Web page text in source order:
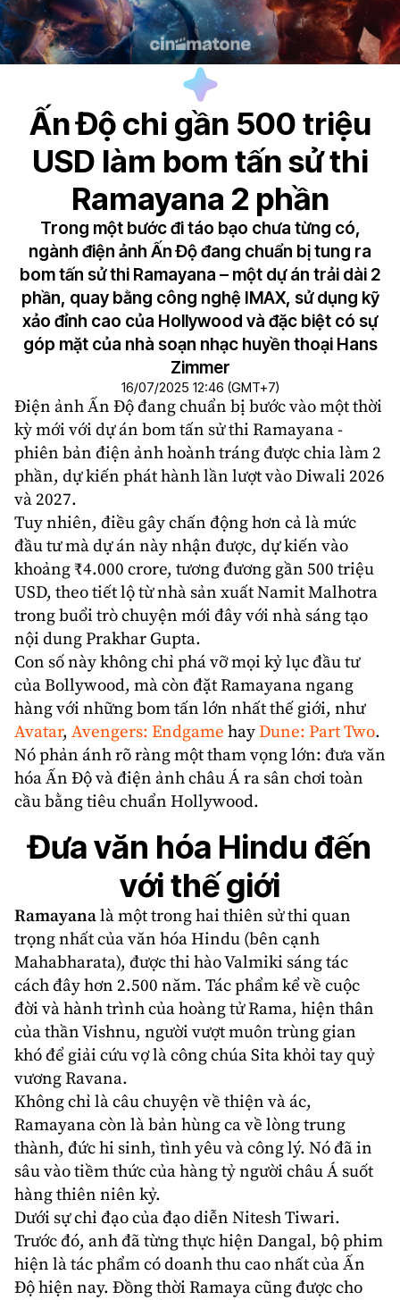
Ấn Độ chi gần 500 triệu
USD làm bom tấn sử thi
Ramayana 2 phần
Trong một bước đi táo bạo chưa từng có,
ngành điện ảnh Ấn Độ đang chuẩn bị tung ra
bom tấn sử thi Ramayana – một dự án trải dài 2
phần, quay bằng công nghệ IMAX, sử dụng kỹ
xảo đỉnh cao của Hollywood và đặc biệt có sự
góp mặt của nhà soạn nhạc huyền thoại Hans
Zimmer
16/07/2025 12:46 (GMT+7)
Điện ảnhẤn Độđang chuẩn bị bước vào một thời
kỳ mới với dự án bom tấn sử thi Ramayana-
phiên bản điện ảnh hoành tráng được chia làm 2
phần, dự kiến phát hành lần lượt vào Diwali 2026
và 2027.
Tuy nhiên, điều gây chấn động hơn cả là mức
đầu tư mà dự án này nhận được, dự kiến vào
khoảng ₹4.000 crore, tương đương gần 500 triệu
USD, theo tiết lộ từ nhà sản xuất Namit Malhotra
trong buổi trò chuyện mới đây với nhà sáng tạo
nội dung Prakhar Gupta.
Con số này không chỉ phá vỡ mọi kỷ lục đầu tư
của Bollywood, mà còn đặt Ramayana ngang
hàng với những bom tấn lớn nhất thế giới, như
Avatar, Avengers: Endgame hayDune: Part Two.
Nó phản ánh rõ ràng một tham vọng lớn: đưa văn
hóa Ấn Độ và điện ảnh châu Á ra sân chơi toàn
cầu bằng tiêu chuẩn Hollywood.
Đưa văn hóa Hindu đến
với thế giới
Ramayanalà một trong hai thiên sử thi quan
trọng nhất của văn hóa Hindu (bên cạnh
Mahabharata), được thi hào Valmiki sáng tác
cách đây hơn 2.500 năm. Tác phẩm kể về cuộc
đời và hành trình của hoàng tử Rama, hiện thân
của thần Vishnu, người vượt muôn trùng gian
khó để giải cứu vợ là công chúa Sita khỏi tay quỷ
vương Ravana.
Không chỉ là câu chuyện về thiện và ác,
Ramayana còn là bản hùng ca về lòng trung
thành, đức hi sinh, tình yêu và công lý. Nó đã in
sâu vào tiềm thức của hàng tỷ người châu Á suốt
hàng thiên niên kỷ.
Dưới sự chỉ đạo của đạo diễn Nitesh Tiwari.
Trước đó, anh đã từng thực hiện Dangal, bộ phim
hiện là tác phẩm có doanh thu cao nhất của Ấn
Độ hiện nay. Đồng thời Ramaya cũng được cho